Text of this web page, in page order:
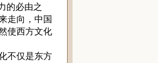
的必由之
走向，中国
使西方文化
不仅是东方